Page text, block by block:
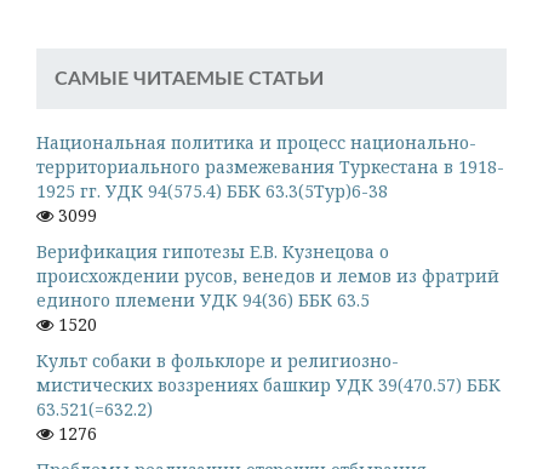
САМЫЕ ЧИТАЕМЫЕ СТАТЬИ
Национальная политика и процесс национально-
территориального размежевания Туркестана в 1918-
1925 гг. УДК 94(575.4) ББК 63.3(5Тур)6-38
3099
Верификация гипотезы Е.В. Кузнецова о
происхождении русов, венедов и лемов из фратрий
единого племени УДК 94(36) ББК 63.5
1520
Культ собаки в фольклоре и религиозно-
мистических воззрениях башкир УДК 39(470.57) ББК
63.521(=632.2)
1276